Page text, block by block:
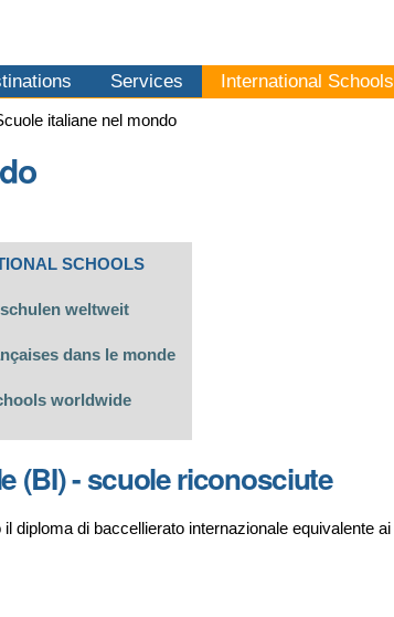
Services International Schools
italiane nel mondo
SCHOOLS
weltweit
dans le monde
worldwide
(BI) - scuole riconosciute
diploma di baccellierato internazionale equivalente ai